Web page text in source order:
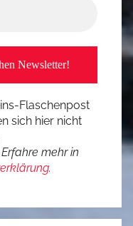
Flaschenpost
sich hier nicht
mehr in
.